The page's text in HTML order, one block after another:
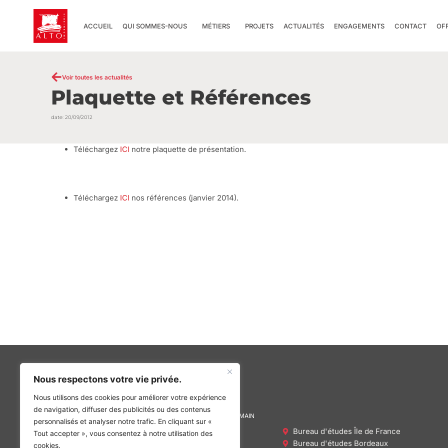
Nous respectons votre vie privée.
Nous utilisons des cookies pour améliorer votre expérience
de navigation, diffuser des publicités ou des contenus
personnalisés et analyser notre trafic. En cliquant sur «
Tout accepter », vous consentez à notre utilisation des
cookies.
ACCUEIL QUI SOMMES-NOUS MÉTIERS PROJETS ACTUALITÉS ENGAGEMENTS CONTACT
Voir toutes les actualités
Plaquette et Références
date: 20/09/2012
Téléchargez ICI notre plaquette de présentation.
Téléchargez ICI nos références (janvier 2014).
INGÉNIERIE DE L’ÉNERGIE ET DE L’ENVIRONNEMENT
CONCEVONS, ENSEMBLE, L’ENVIRONNEMENT BÂTI DE DEMAIN
Bureau d'études Île de France
Bureau d'études Bordeaux